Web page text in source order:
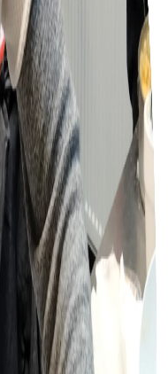
kunt schrijven.
hoe werkt het
je oriëntatie op werk in